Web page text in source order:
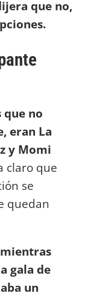
que no,
no
eran La
y Momi
claro que
se
quedan
mientras
gala de
un